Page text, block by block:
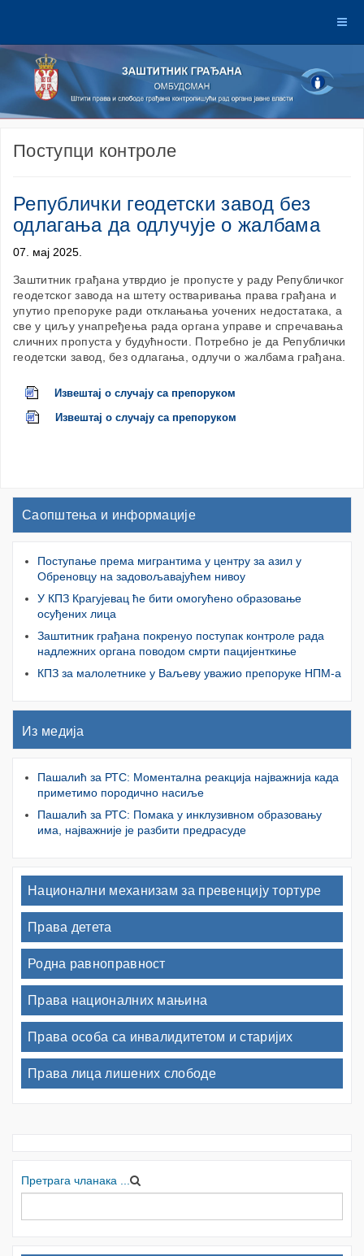
Поступци контроле
Републички геодетски завод без
одлагања да одлучује о жалбама
07. мај 2025.
Заштитник грађана утврдио је пропусте у раду Републичког
геодетског завода на штету остваривања права грађана и
упутио препоруке ради отклањања уочених недостатака, а
све у циљу унапређења рада органа управе и спречавања
сличних пропуста у будућности. Потребно је да Републички
геодетски завод, без одлагања, одлучи о жалбама грађана.
Извештај о случају са препорукoм
Извештај о случају са препорукoм
Саопштења и информације
Поступање према мигрантима у центру за азил у
Обреновцу на задовољавајућем нивоу
У КПЗ Крагујевац ће бити омогућено образовање
осуђених лица
Заштитник грађана покренуо поступак контроле рада
надлежних органа поводом смрти пацијенткиње
КПЗ за малолетнике у Ваљеву уважио препоруке НПМ-а
Из медија
Пашалић за РТС: Моментална реакција најважнија када
приметимо породично насиље
Пашалић за РТС: Помака у инклузивном образовању
има, најважније је разбити предрасуде
Национални механизам за превенцију тортуре
Права детета
Родна равноправност
Права националних мањина
Права особа са инвалидитетом и старијих
Права лица лишених слободе
Претрага чланака ...